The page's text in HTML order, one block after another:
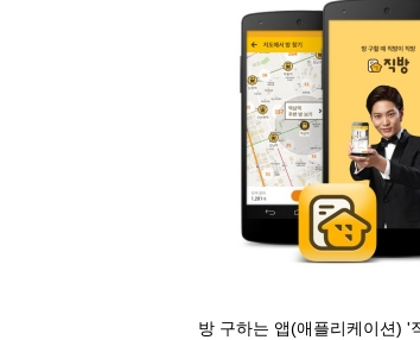
방 구하는 앱(애플리케이션) '